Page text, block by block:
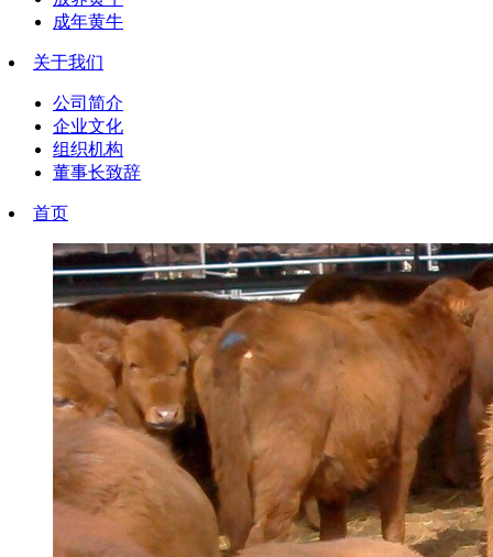
成年黄牛
关于我们
公司简介
企业文化
组织机构
董事长致辞
首页